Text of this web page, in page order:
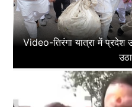
Video-तिरंगा यात्रा में प्रदेश